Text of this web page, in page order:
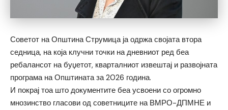
Советот на Општина Струмица ја одржа својата втора
седница, на која клучни точки на дневниот ред беа
ребалансот на буџетот, кварталниот извештај и развојната
програма на Општината за 2026 година.
И покрај тоа што документите беа усвоени со огромно
мнозинство гласови од советниците на ВМРО-ДПМНЕ и